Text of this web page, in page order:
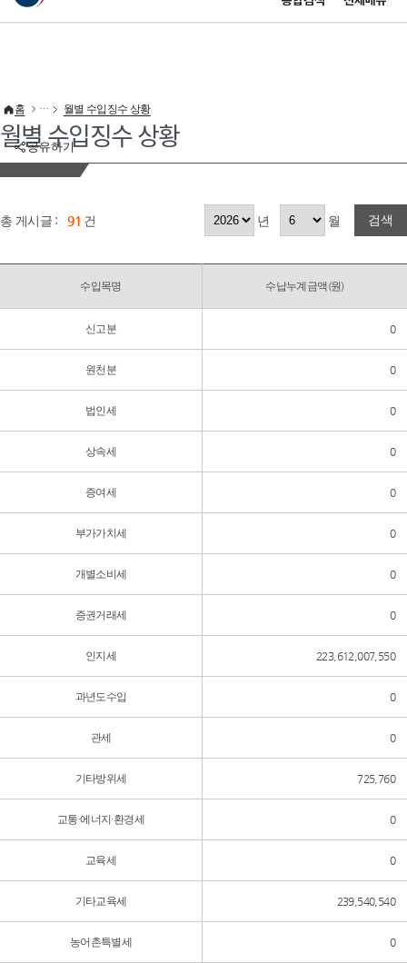
이 누리집은 대한민국 공식 전자정부 누리집입니다.
공유하기
홈 월별 수입징수 상황
월별 수입징수 상황
총 게시글 : 91 건 년 월 검색
수입목명 수납누계금액(원)
신고분 0
원천분 0
법인세 0
상속세 0
증여세 0
부가가치세 0
개별소비세 0
증권거래세 0
인지세 223,612,007,550
과년도수입 0
관세 0
기타방위세 725,760
교통·에너지·환경세 0
교육세 0
기타교육세 239,540,540
농어촌특별세 0